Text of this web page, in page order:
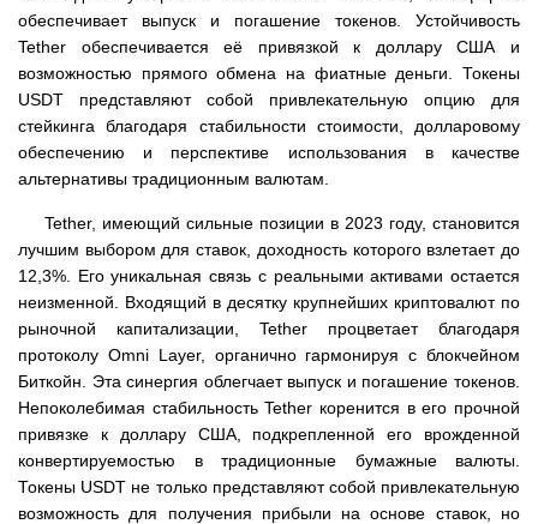
обеспечивает выпуск и погашение токенов. Устойчивость
Tether обеспечивается её привязкой к доллару США и
возможностью прямого обмена на фиатные деньги. Токены
USDT представляют собой привлекательную опцию для
стейкинга благодаря стабильности стоимости, долларовому
обеспечению и перспективе использования в качестве
альтернативы традиционным валютам.
Tether, имеющий сильные позиции в 2023 году, становится
лучшим выбором для ставок, доходность которого взлетает до
12,3%. Его уникальная связь с реальными активами остается
неизменной. Входящий в десятку крупнейших криптовалют по
рыночной капитализации, Tether процветает благодаря
протоколу Omni Layer, органично гармонируя с блокчейном
Биткойн. Эта синергия облегчает выпуск и погашение токенов.
Непоколебимая стабильность Tether коренится в его прочной
привязке к доллару США, подкрепленной его врожденной
конвертируемостью в традиционные бумажные валюты.
Токены USDT не только представляют собой привлекательную
возможность для получения прибыли на основе ставок, но